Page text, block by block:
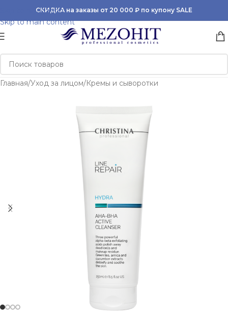
Skip to navigation
Skip to main content
СКИДКА на заказы от 20 000 ₽ по купону SALE
Главная/Уход за лицом/Кремы и сыворотки